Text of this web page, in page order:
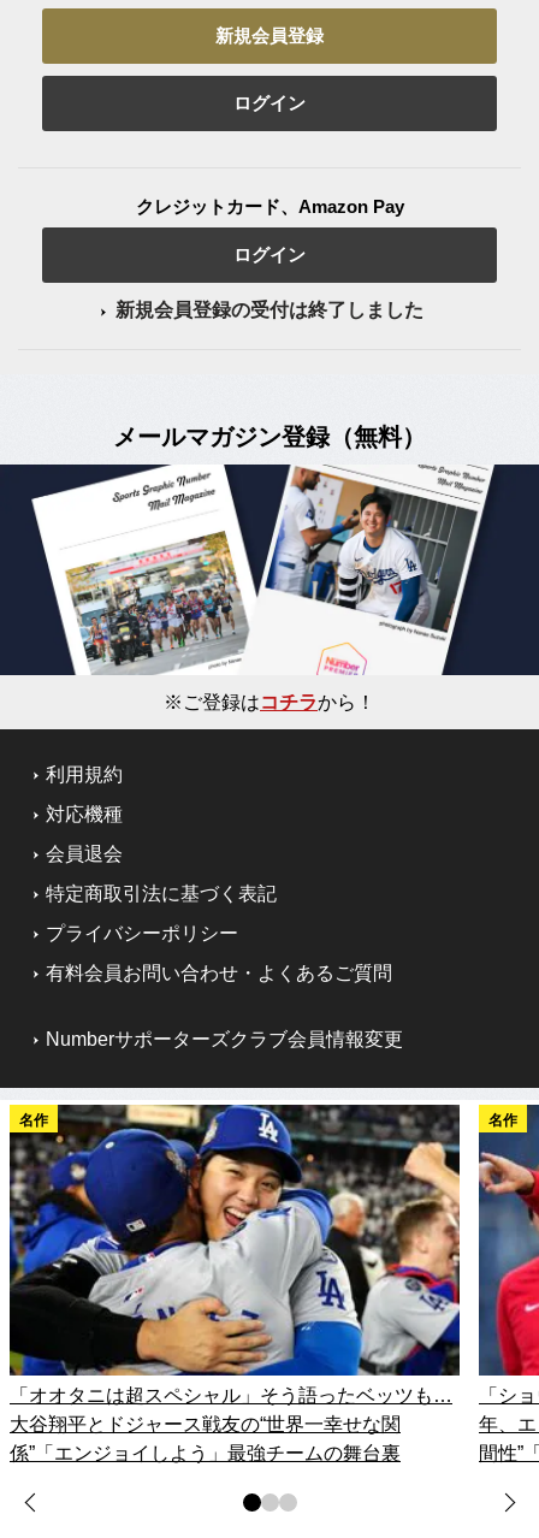
新規会員登録
ログイン
クレジットカード、Amazon Pay
ログイン
新規会員登録の受付は終了しました
メールマガジン登録（無料）
※ご登録はコチラから！
利用規約
対応機種
会員退会
特定商取引法に基づく表記
プライバシーポリシー
有料会員お問い合わせ・よくあるご質問
Numberサポーターズクラブ会員情報変更
名作
「オオタニは超スペシャル」そう語ったベッツも…
大谷翔平とドジャース戦友の“世界一幸せな関
係”「エンジョイしよう」最強チームの舞台裏
名作
「シ
年、
間性”